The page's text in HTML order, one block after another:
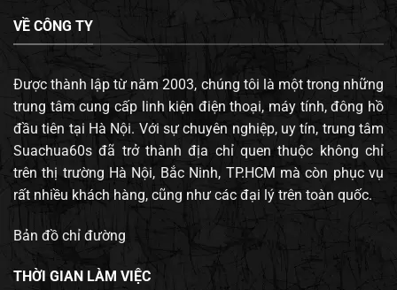
VỀ CÔNG TY
Được thành lập từ năm 2003, chúng tôi là một trong những
trung tâm cung cấp linh kiện điện thoại, máy tính, đông hồ
đầu tiên tại Hà Nội. Với sự chuyên nghiệp, uy tín, trung tâm
Suachua60s đã trở thành địa chỉ quen thuộc không chỉ
trên thị trường Hà Nội, Bắc Ninh, TP.HCM mà còn phục vụ
rất nhiều khách hàng, cũng như các đại lý trên toàn quốc.
Bản đồ chỉ đường
THỜI GIAN LÀM VIỆC